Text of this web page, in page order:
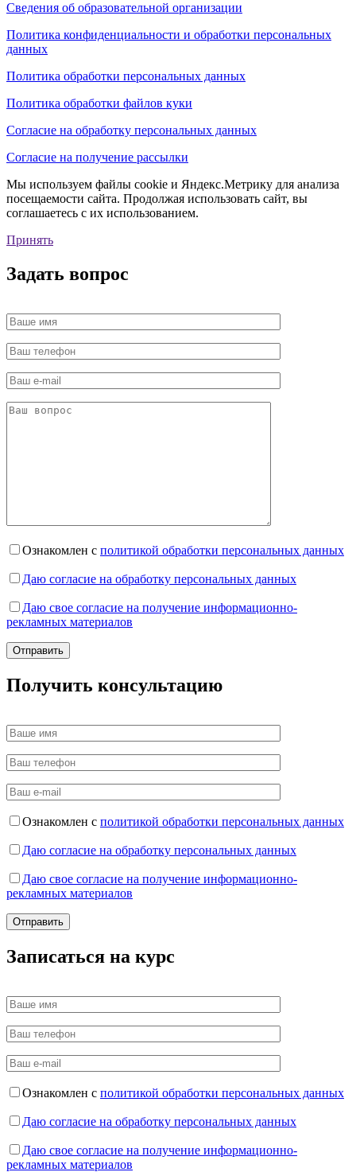
Сведения об образовательной организации
Политика конфиденциальности и обработки персональных
данных
Политика обработки персональных данных
Политика обработки файлов куки
Согласие на обработку персональных данных
Согласие на получение рассылки
Мы используем файлы cookie и Яндекс.Метрику для анализа
посещаемости сайта. Продолжая использовать сайт, вы
соглашаетесь с их использованием.
Принять
Задать вопрос
Ознакомлен с политикой обработки персональных данных
Даю согласие на обработку персональных данных
Даю свое согласие на получение информационно-
рекламных материалов
Получить консультацию
Ознакомлен с политикой обработки персональных данных
Даю согласие на обработку персональных данных
Даю свое согласие на получение информационно-
рекламных материалов
Записаться на курс
Ознакомлен с политикой обработки персональных данных
Даю согласие на обработку персональных данных
Даю свое согласие на получение информационно-
рекламных материалов